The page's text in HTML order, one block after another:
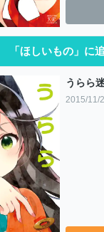
「ほしいもの」に
うらら
2015/11/